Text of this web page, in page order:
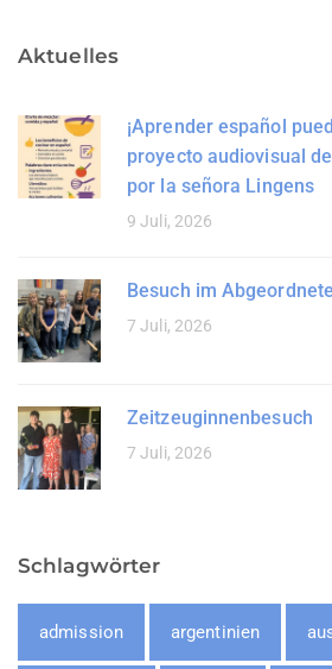
Aktuelles
¡Aprender español
proyecto audiovisual
por la señora Lingens
9 Juli, 2026
Besuch im
7 Juli, 2026
Zeitzeuginnenbesuch
7 Juli, 2026
Schlagwörter
admission argentinien